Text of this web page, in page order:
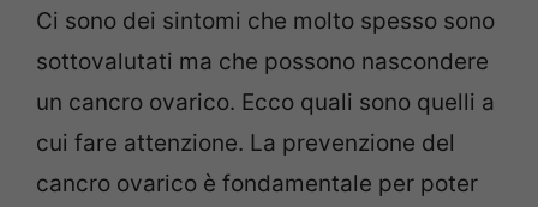
Ci sono dei sintomi che molto spesso sono
sottovalutati ma che possono nascondere
un cancro ovarico. Ecco quali sono quelli a
cui fare attenzione. La prevenzione del
cancro ovarico è fondamentale per poter